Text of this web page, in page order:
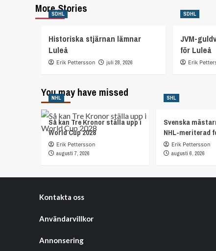
More Stories
SDHL
Historiska stjärnan lämnar
Luleå
Erik Pettersson juli 28, 2026
SDHL
JVM-
för Luleå
Erik
You may have missed
NHL
Så kan Tre Kronor ställa upp i
World Cup 2028
Erik Pettersson
augusti 7, 2026
SHL
Svenska
NHL-meriterad
Erik Pettersson
augusti 6, 2026
Kontakta oss
Användarvillkor
Annonsering